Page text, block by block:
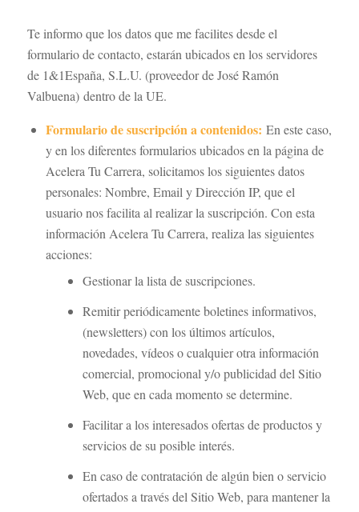
Te informo que los datos que me facilites desde el
formulario de contacto, estarán ubicados en los servidores
de 1&1España, S.L.U. (proveedor de José Ramón
Valbuena) dentro de la UE.
Formulario de suscripción a contenidos: En este caso,
y en los diferentes formularios ubicados en la página de
Acelera Tu Carrera, solicitamos los siguientes datos
personales: Nombre, Email y Dirección IP, que el
usuario nos facilita al realizar la suscripción. Con esta
información Acelera Tu Carrera, realiza las siguientes
acciones:
Gestionar la lista de suscripciones.
Remitir periódicamente boletines informativos,
(newsletters) con los últimos artículos,
novedades, vídeos o cualquier otra información
comercial, promocional y/o publicidad del Sitio
Web, que en cada momento se determine.
Facilitar a los interesados ofertas de productos y
servicios de su posible interés.
En caso de contratación de algún bien o servicio
ofertados a través del Sitio Web, para mantener la